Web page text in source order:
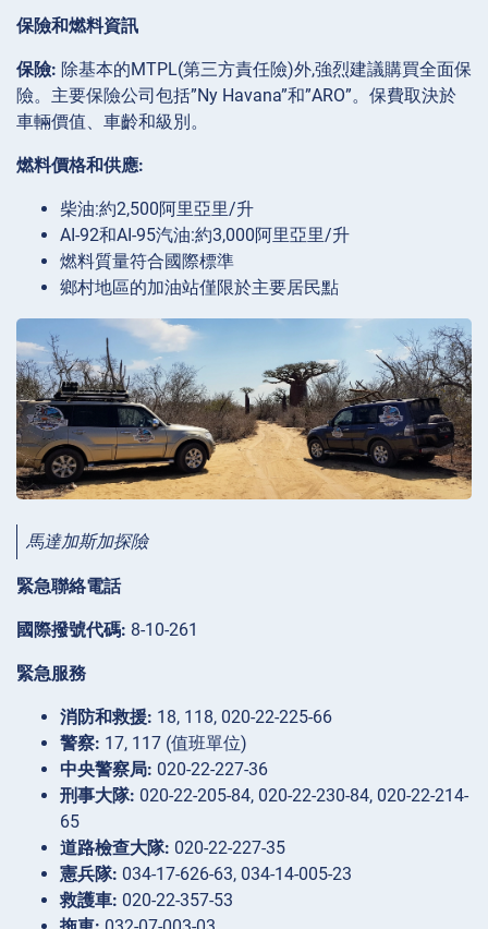
保險和燃料資訊
保險: 除基本的MTPL(第三方責任險)外,強烈建議購買全面保
險。主要保險公司包括”Ny Havana”和”ARO”。保費取決於
車輛價值、車齡和級別。
燃料價格和供應:
柴油:約2,500阿里亞里/升
AI-92和AI-95汽油:約3,000阿里亞里/升
燃料質量符合國際標準
鄉村地區的加油站僅限於主要居民點
馬達加斯加探險
緊急聯絡電話
國際撥號代碼: 8-10-261
緊急服務
消防和救援: 18, 118, 020-22-225-66
警察: 17, 117 (值班單位)
中央警察局: 020-22-227-36
刑事大隊: 020-22-205-84, 020-22-230-84, 020-22-214-
65
道路檢查大隊: 020-22-227-35
憲兵隊: 034-17-626-63, 034-14-005-23
救護車: 020-22-357-53